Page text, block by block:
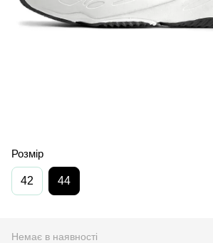
Розмір
42 44
Немає в наявності